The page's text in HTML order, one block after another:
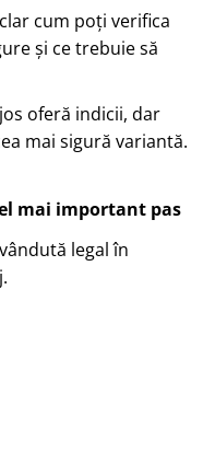
cum poți verifica
și ce trebuie să
oferă indicii, dar
mai sigură variantă.
mai important pas
legal în